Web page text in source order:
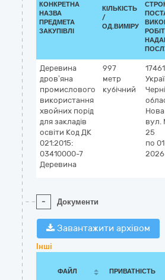
КОНКРЕТНА
НАЗВА
ПРЕДМЕТА
ЗАКУПІВЛІ
КІЛЬКІСТЬ
/
ОД.ВИМІРУ
Деревина
дров’яна
промислового
використання
хвойних порід
для закладів
освіти Код ДК
021:2015:
03410000-7
Деревина
997
метр
кубічний
17461
вул.
25
по
2026
- Документи
Завантажити архівом
Інші
ФАЙЛ ПРИВАТНІСТЬ